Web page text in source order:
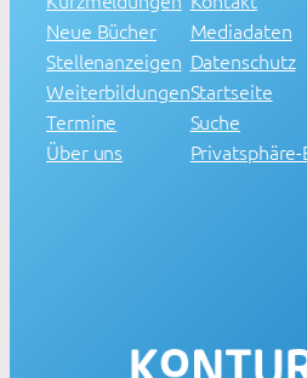
Neue Bücher
Stellenanzeigen
Weiterbildungen
Termine
Über uns
Mediadaten
Datenschutz
Startseite
Suche